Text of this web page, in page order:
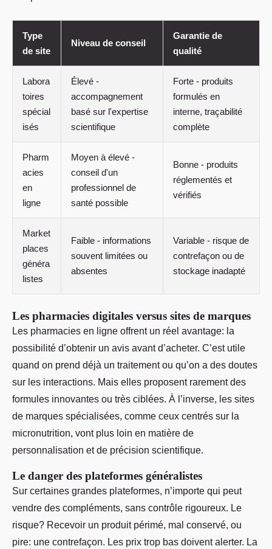
Type
de site
Niveau de conseil
Garantie de
qualité
Labora
toires
spécial
isés
Élevé -
accompagnement
basé sur l'expertise
scientifique
Forte - produits
formulés en
interne, traçabilité
complète
Pharm
acies
en
ligne
Moyen à élevé -
conseil d'un
professionnel de
santé possible
Bonne - produits
réglementés et
vérifiés
Market
places
généra
listes
Faible - informations
souvent limitées ou
absentes
Variable - risque de
contrefaçon ou de
stockage inadapté
Les pharmacies digitales versus sites de marques
Les pharmacies en ligne offrent un réel avantage: la
possibilité d’obtenir un avis avant d’acheter. C’est utile
quand on prend déjà un traitement ou qu’on a des doutes
sur les interactions. Mais elles proposent rarement des
formules innovantes ou très ciblées. À l’inverse, les sites
de marques spécialisées, comme ceux centrés sur la
micronutrition, vont plus loin en matière de
personnalisation et de précision scientifique.
Le danger des plateformes généralistes
Sur certaines grandes plateformes, n’importe qui peut
vendre des compléments, sans contrôle rigoureux. Le
risque? Recevoir un produit périmé, mal conservé, ou
pire: une contrefaçon. Les prix trop bas doivent alerter. La